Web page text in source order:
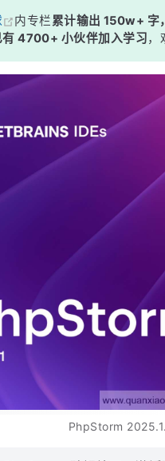
内专栏累计输出 150w+ 字
4700+ 小伙伴加入学习，
PhpStorm